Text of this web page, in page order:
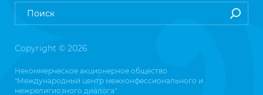
Copyright © 2026
Некоммерческое акционерное общество
"Международный центр межконфессионального и
межрелигиозного диалога"